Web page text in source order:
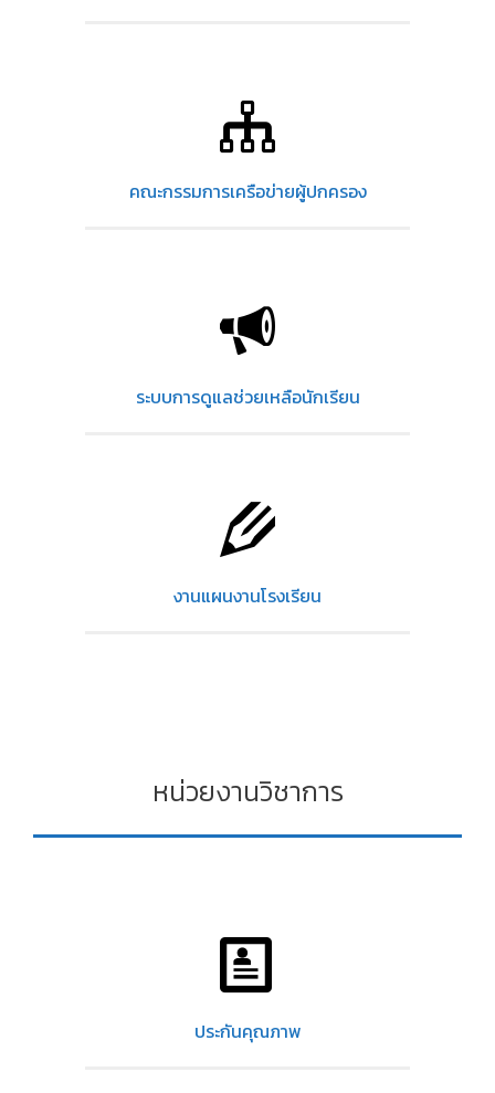
คณะกรรมการเครือข่ายผู้ปกครอง
ระบบการดูแลช่วยเหลือนักเรียน
งานแผนงานโรงเรียน
หน่วยงานวิชาการ
ประกันคุณภาพ